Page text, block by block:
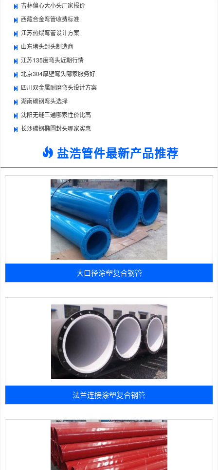
吉林偏心大小头厂家报价
西藏合金弯管收费标准
江苏热煨弯管设计方案
山东堵头封头制造商
江苏135度弯头近期行情
北京304厚壁弯头哪家服务好
四川双金属耐磨弯头设计方案
湖南碳钢弯头选择
沈阳无缝三通哪家性价比高
长沙碳钢椭圆封头哪家实惠
盐浩管件最新产品推荐
大口径涂塑复合钢管
法兰连接涂塑复合钢管